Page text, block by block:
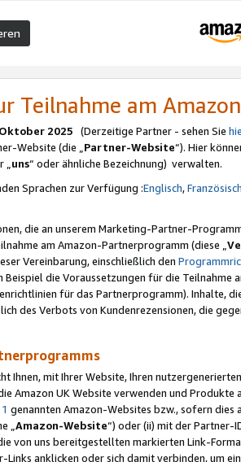
Teilnahme am
2025 (Derzeitige Partner - sehen Sie
Website (die „Partner-Website“). Hier
„uns“ oder ähnliche Bezeichnung) verwalten.
Sprachen zur Verfügung :Englisch,Französisch
die an unserem Marketing-Partner-
am Amazon-Partnerprogramm (diese „
Vereinbarung, einschließlich den
Beispiel die Voraussetzungen für die
für das Partnerprogramm). Inhalte,
des Verbots von Kundenrezensionen, die
Ihnen, mit Ihrer Website, Ihren
Amazon UK Website verwenden und Produkte
genannten Amazon-Websites bzw., sofern
„ Amazon-Website“) oder (ii) mit der Partner-
von uns bereitgestellten markierten Link-
Links anklicken oder sich damit verbinden, um